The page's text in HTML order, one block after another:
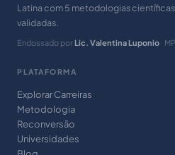
Latina com 5 metodologias científicas
validadas.
Endossado por Lic. Valentina Luponio ·
PLATAFORMA
Explorar Carreiras
Metodologia
Reconversão
Universidades